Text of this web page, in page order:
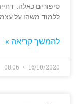
סיפורים כאלה.
ללמוד משהו על
להמשך קריאה »
16/10/2020